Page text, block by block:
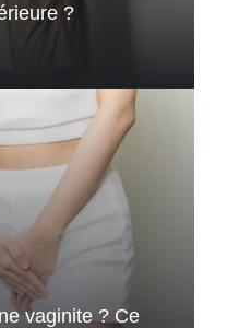
?
vaginite ? Ce